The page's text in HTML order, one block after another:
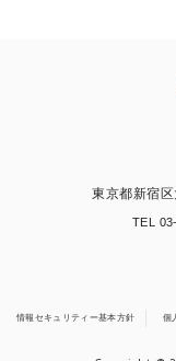
東京都新宿
TEL
情報セキュリティー基本方針 個